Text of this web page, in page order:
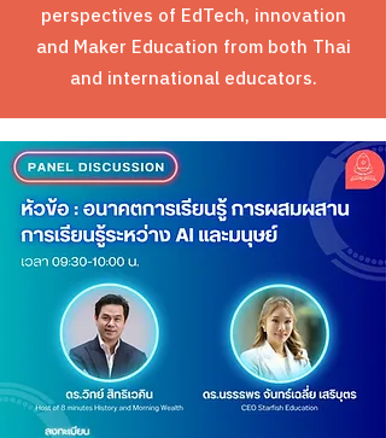
perspectives of EdTech, innovation
and Maker Education from both Thai
and international educators.